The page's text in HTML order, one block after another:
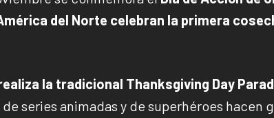
del Norte celebran la primera
la tradicional Thanksgiving Day
series animadas y de superhéroes hacen